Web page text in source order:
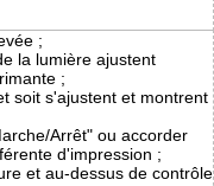
;
la lumière ajustent
;
soit s'ajustent et montrent
Arrêt" ou accorder
d'impression ;
et au-dessus de contrôle